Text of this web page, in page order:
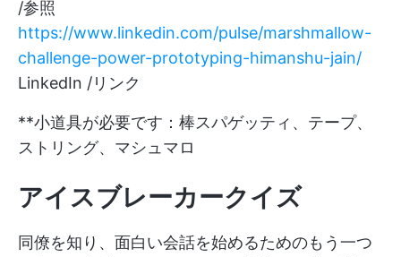
/参照
https://www.linkedin.com/pulse/marshmallow-
challenge-power-prototyping-himanshu-jain/
LinkedIn /リンク
**小道具が必要です：棒スパゲッティ、テープ、
ストリング、マシュマロ
アイスブレーカークイズ
同僚を知り、面白い会話を始めるためのもう一つ